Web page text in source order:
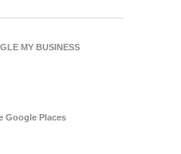
MY BUSINESS
Google Places